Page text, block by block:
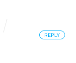
REPLY